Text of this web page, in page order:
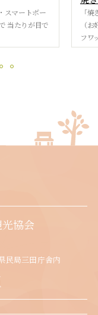
スマートボー
当たりが目で
「
（
フワ
協会
民局三田庁舎内